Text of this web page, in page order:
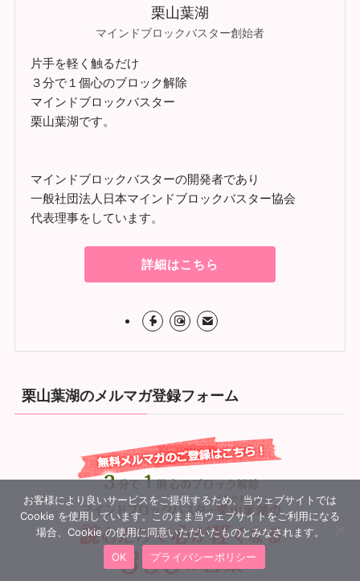
栗山葉湖
マインドブロックバスター創始者
片手を軽く触るだけ
３分で１個心のブロック解除
マインドブロックバスター
栗山葉湖です。
マインドブロックバスターの開発者であり
一般社団法人日本マインドブロックバスター協会
代表理事をしています。
詳細はこちら
栗山葉湖のメルマガ登録フォーム
お客様により良いサービスをご提供するため、当ウェブサイトでは
Cookie を使用しています。このまま当ウェブサイトをご利用になる
場合、Cookie の使用に同意いただいたものとみなされます。
OK
プライバシーポリシー